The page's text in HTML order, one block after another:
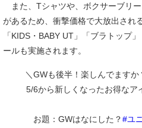
また、Tシャツや、ボクサーブリ
があるため、衝撃価格で大放出され
「KIDS・BABY UT」「ブラトップ
ールも実施されます。
＼GWも後半！楽しんでますか
5/6から新しくなったお得なア
お題：GWはなにした？#ユ